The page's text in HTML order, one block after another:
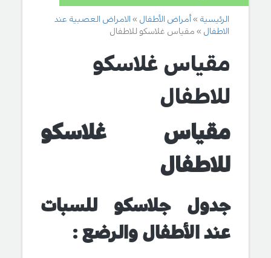
الرئيسية أمراض الأطفال
الامراض العصبية عند
الاطفال
مقياس غلاسكو للاطفال
مقياس غلاسكو
للاطفال
مقياس غلاسكو
للاطفال
جدول جلاسكو للسبات
عند الأطفال والرضع :